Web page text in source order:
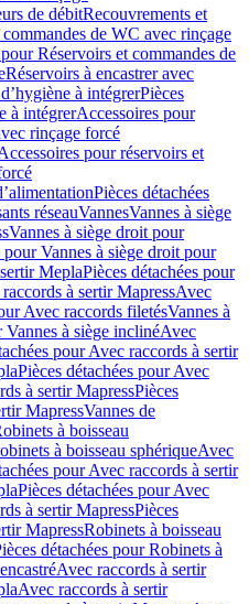
de débitRecouvrements et
de WC avec rinçage
Réservoirs et commandes de
Réservoirs à encastrer avec
à intégrerPièces
à intégrerAccessoires pour
rinçage forcé
pour réservoirs et
Pièces détachées
réseauVannesVannes à siège
Vannes à siège droit pour
pour Vannes à siège droit pour
MeplaPièces détachées pour
à sertir MapressAvec
Avec raccords filetésVannes à
Vannes à siège inclinéAvec
pour Avec raccords à sertir
Pièces détachées pour Avec
à sertir MapressPièces
MapressVannes de
à boisseau
à boisseau sphériqueAvec
pour Avec raccords à sertir
Pièces détachées pour Avec
à sertir MapressPièces
MapressRobinets à boisseau
détachées pour Robinets à
Avec raccords à sertir
Avec raccords à sertir